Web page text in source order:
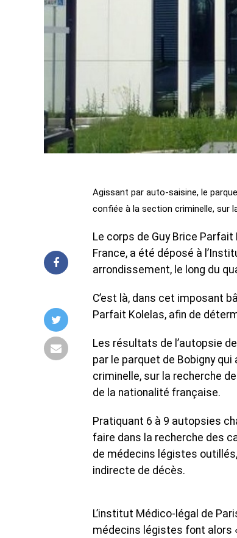
Agissant par auto-saisine, le
confiée à la section criminelle, sur
Le corps de Guy Brice
France, a été déposé à
arrondissement, le long du
C’est là, dans cet imposant
Parfait Kolelas, afin de
Les résultats de l’autopsie
par le parquet de Bobigny
criminelle, sur la recherche
de la nationalité française.
Pratiquant 6 à 9 autopsies
faire dans la recherche des
de médecins légistes
indirecte de décès.
L’institut Médico-légal de
médecins légistes font alors